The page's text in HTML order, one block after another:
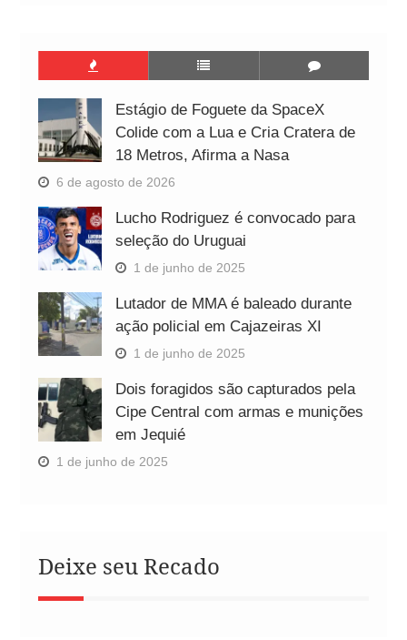
Estágio de Foguete da SpaceX
Colide com a Lua e Cria Cratera de
18 Metros, Afirma a Nasa
6 de agosto de 2026
Lucho Rodriguez é convocado para
seleção do Uruguai
1 de junho de 2025
Lutador de MMA é baleado durante
ação policial em Cajazeiras XI
1 de junho de 2025
Dois foragidos são capturados pela
Cipe Central com armas e munições
em Jequié
1 de junho de 2025
Deixe seu Recado